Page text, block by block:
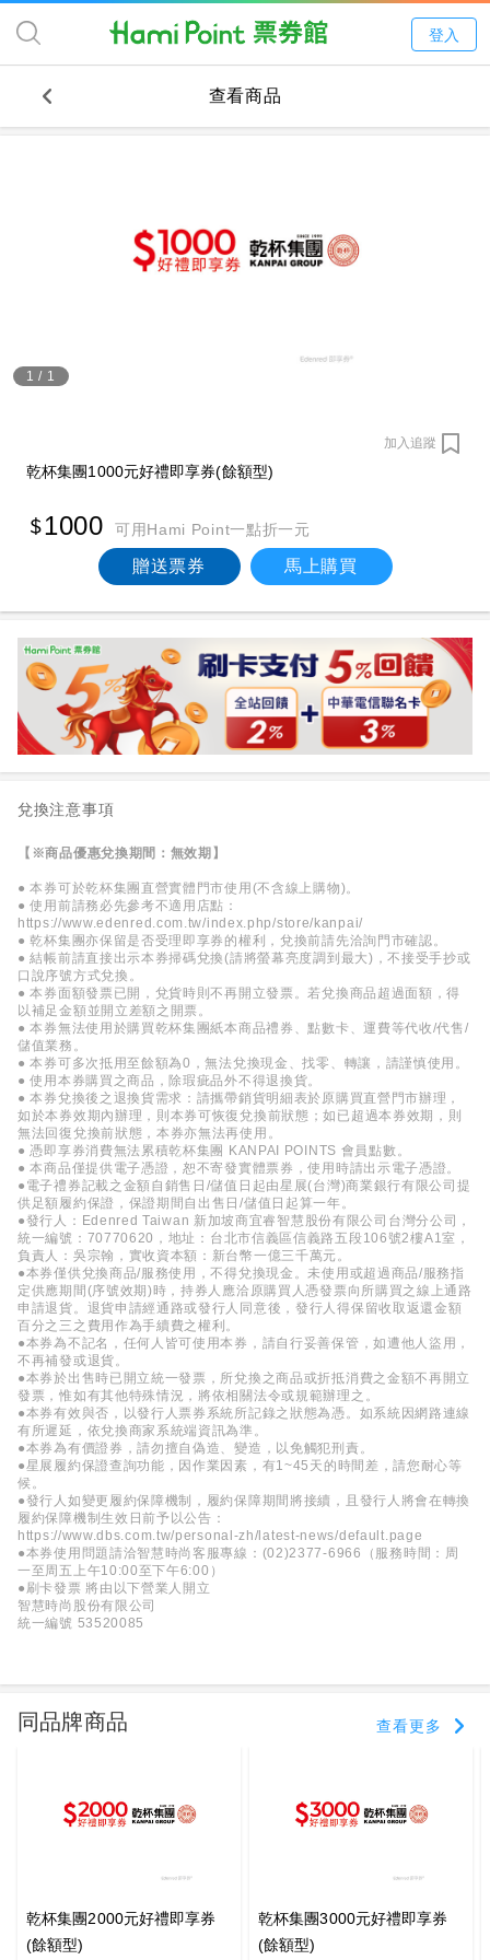
登入
查看商品
1 / 1
加入追蹤
乾杯集團1000元好禮即享券(餘額型)
1000 可用Hami Point一點折一元
贈送票券 馬上購買
兌換注意事項
【※商品優惠兌換期間：無效期】
● 本券可於乾杯集團直營實體門市使用(不含線上購物)。
● 使用前請務必先參考不適用店點：
https://www.edenred.com.tw/index.php/store/kanpai/
● 乾杯集團亦保留是否受理即享券的權利，兌換前請先洽詢門市確認。
● 結帳前請直接出示本券掃碼兌換(請將螢幕亮度調到最大)，不接受手抄或
口說序號方式兌換。
● 本券面額發票已開，兌貨時則不再開立發票。若兌換商品超過面額，得
以補足金額並開立差額之開票。
● 本券無法使用於購買乾杯集團紙本商品禮券、點數卡、運費等代收/代售/
儲值業務。
● 本券可多次抵用至餘額為0，無法兌換現金、找零、轉讓，請謹慎使用。
● 使用本券購買之商品，除瑕疵品外不得退換貨。
● 本券兌換後之退換貨需求：請攜帶銷貨明細表於原購買直營門市辦理，
如於本券效期內辦理，則本券可恢復兌換前狀態；如已超過本券效期，則
無法回復兌換前狀態，本券亦無法再使用。
● 憑即享券消費無法累積乾杯集團 KANPAI POINTS 會員點數。
● 本商品僅提供電子憑證，恕不寄發實體票券，使用時請出示電子憑證。
●電子禮券記載之金額自銷售日/儲值日起由星展(台灣)商業銀行有限公司提
供足額履約保證，保證期間自出售日/儲值日起算一年。
●發行人：Edenred Taiwan 新加坡商宜睿智慧股份有限公司台灣分公司，
統一編號：70770620，地址：台北市信義區信義路五段106號2樓A1室，
負責人：吳宗翰，實收資本額：新台幣一億三千萬元。
●本券僅供兌換商品/服務使用，不得兌換現金。未使用或超過商品/服務指
定供應期間(序號效期)時，持券人應洽原購買人憑發票向所購買之線上通路
申請退貨。退貨申請經通路或發行人同意後，發行人得保留收取返還金額
百分之三之費用作為手續費之權利。
●本券為不記名，任何人皆可使用本券，請自行妥善保管，如遭他人盜用，
不再補發或退貨。
●本券於出售時已開立統一發票，所兌換之商品或折抵消費之金額不再開立
發票，惟如有其他特殊情況，將依相關法令或規範辦理之。
●本券有效與否，以發行人票券系統所記錄之狀態為憑。如系統因網路連線
有所遲延，依兌換商家系統端資訊為準。
●本券為有價證券，請勿擅自偽造、變造，以免觸犯刑責。
●星展履約保證查詢功能，因作業因素，有1~45天的時間差，請您耐心等
候。
●發行人如變更履約保障機制，履約保障期間將接續，且發行人將會在轉換
履約保障機制生效日前予以公告：
https://www.dbs.com.tw/personal-zh/latest-news/default.page
●本券使用問題請洽智慧時尚客服專線：(02)2377-6966（服務時間：周
一至周五上午10:00至下午6:00）
●刷卡發票 將由以下營業人開立
智慧時尚股份有限公司
統一編號 53520085
同品牌商品 查看更多
乾杯集團2000元好禮即享券
(餘額型)
乾杯集團3000元好禮即享券
(餘額型)